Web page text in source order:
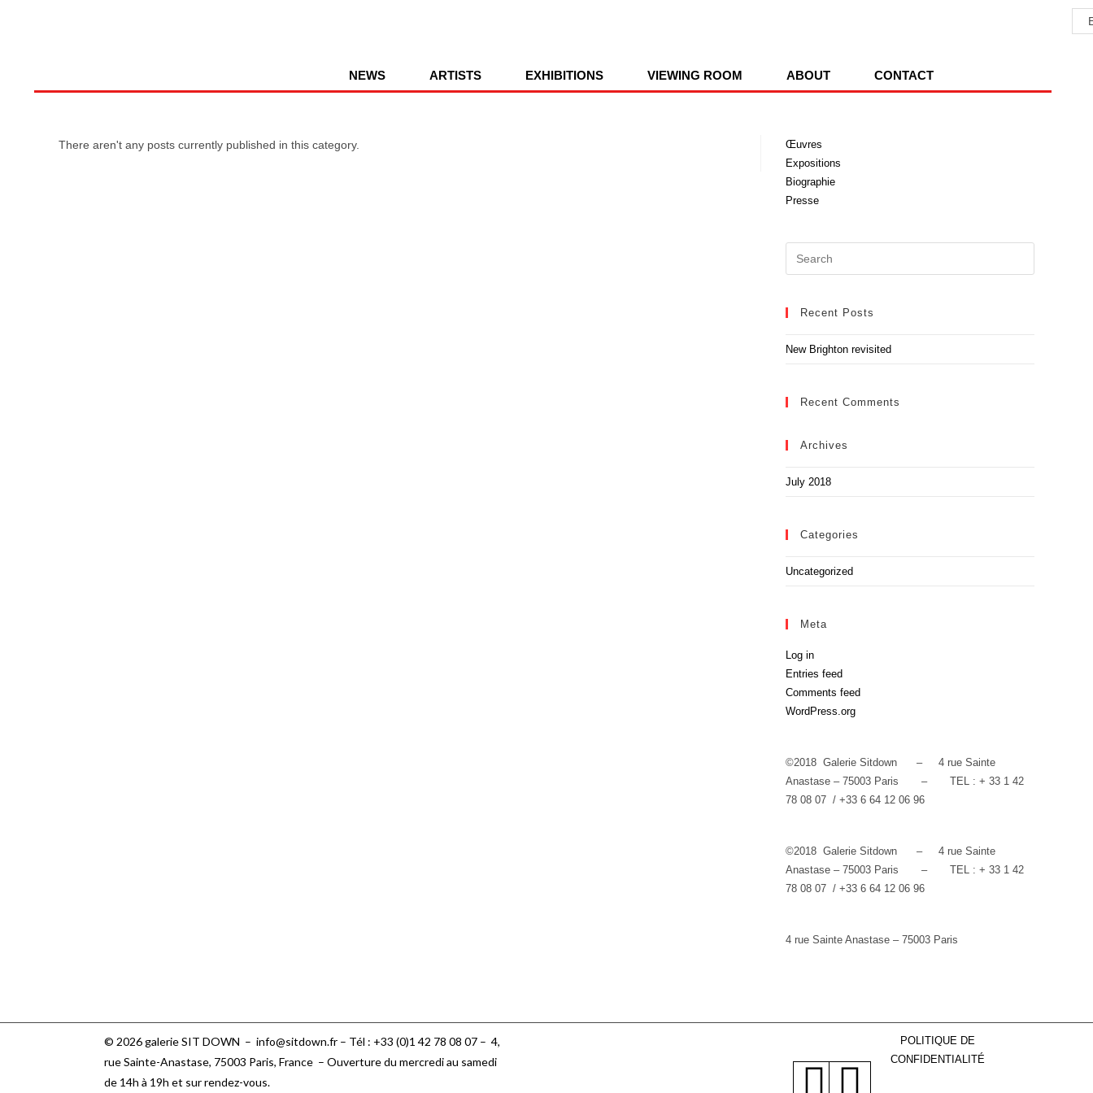
NEWS ARTISTS EXHIBITIONS VIEWING ROOM ABOUT CONTACT
There aren't any posts currently published in this category.
Œuvres
Expositions
Biographie
Presse
Recent Posts
New Brighton revisited
Recent Comments
Archives
July 2018
Categories
Uncategorized
Meta
Log in
Entries feed
Comments feed
WordPress.org
©2018 Galerie Sitdown – 4 rue Sainte
Anastase – 75003 Paris – TEL : + 33 1 42
78 08 07 / +33 6 64 12 06 96
©2018 Galerie Sitdown – 4 rue Sainte
Anastase – 75003 Paris – TEL : + 33 1 42
78 08 07 / +33 6 64 12 06 96
4 rue Sainte Anastase – 75003 Paris
© 2026 galerie SIT DOWN – info@sitdown.fr – Tél : +33 (0)1 42 78 08 07 – 4,
rue Sainte-Anastase, 75003 Paris, France – Ouverture du mercredi au samedi
de 14h à 19h et sur rendez-vous.
POLITIQUE DE
CONFIDENTIALITÉ